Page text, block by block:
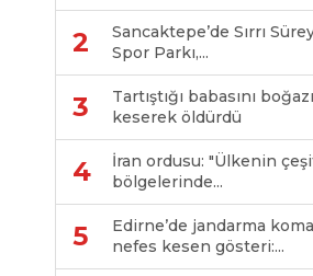
2
Sancaktepe’de Sırrı
Spor Parkı,...
3
Tartıştığı babasını
keserek öldürdü
4
İran ordusu: "Ülkenin
bölgelerinde...
5
Edirne’de jandarma
nefes kesen gösteri:...